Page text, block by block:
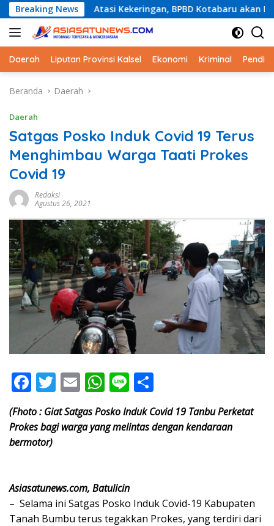
Langsung
ke
konten
Breaking News
Atasi Kekeringan, BPBD Kotabaru akan Distribusikan Air
Daerah Liputan Provinsi Kalsel Ekonomi Kriminal
Beranda Daerah
Daerah
Satgas Posko Induk Covid 19 Terus
Menghimbau Warga Taati Prokes
Covid 19
Redaksi
Agustus 26, 2021
F
ac
e
b
o
k
T
w
itt
er
E
m
ai
l
W
h
at
s
p
p
Li
n
e
h
ar
(Fhoto : Giat Satgas Posko Induk Covid 19 Tanbu Perketat
Prokes bagi warga yang melintas dengan kendaraan
bermotor)
Asiasatunews.com, Batulicin
– Selama ini Satgas Posko Induk Covid-19 Kabupaten
Tanah Bumbu terus tegakkan Prokes, yang terdiri dari